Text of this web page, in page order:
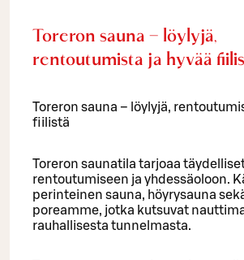
Toreron sauna – löylyjä,
rentoutumista ja hyvää
Toreron sauna – löylyjä,
fiilistä
Toreron saunatila tarjoaa
rentoutumiseen ja yhdessäoloon.
perinteinen sauna, höyrysauna
poreamme, jotka kutsuvat
rauhallisesta tunnelmasta.